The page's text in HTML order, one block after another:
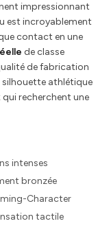
impressionnant
est incroyablement
contact en une
de classe
de fabrication
silhouette athlétique
recherchent une
intenses
bronzée
Character
tactile